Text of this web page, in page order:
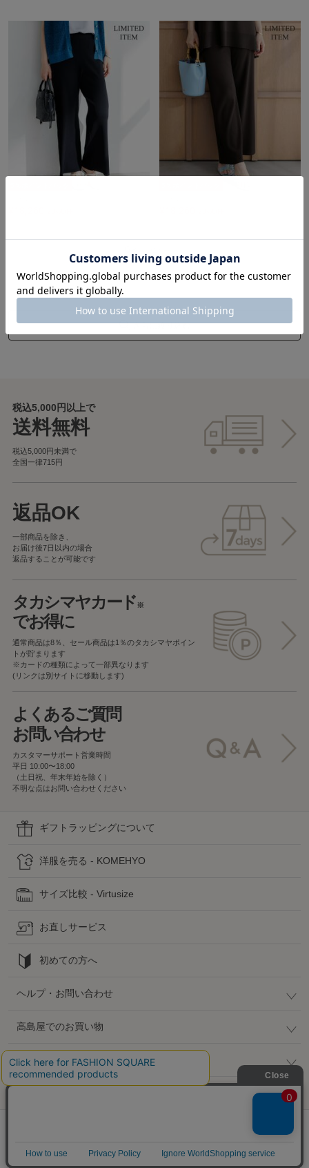
さらに絞り込む
税込5,000円以上で
送料無料
税込5,000円未満で
全国一律715円
返品OK
一部商品を除き、
お届け後7日以内の場合
返品することが可能です
タカシマヤカード※
でお得に
通常商品は8％、セール商品は1％のタカシマヤポイン
トが貯まります
※カードの種類によって一部異なります
(リンクは別サイトに移動します)
よくあるご質問
お問い合わせ
カスタマーサポート営業時間
平日 10:00〜18:00
（土日祝、年末年始を除く）
不明な点はお問い合わせください
ギフトラッピングについて
洋服を売る - KOMEHYO
サイズ比較 - Virtusize
お直しサービス
初めての方へ
ヘルプ・お問い合わせ
高島屋でのお買い物
公式SNS
@SELECT SQUARE. All Rights Reserved.